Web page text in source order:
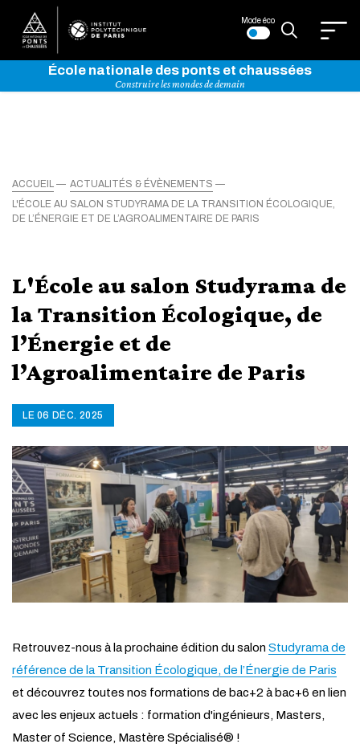
Mode éco
École nationale des ponts et chaussées
Construire les mondes de demain
ACCUEIL
ACTUALITÉS & ÉVÈNEMENTS
L'ÉCOLE AU SALON STUDYRAMA DE LA TRANSITION ÉCOLOGIQUE,
DE L’ÉNERGIE ET DE L’AGROALIMENTAIRE DE PARIS
L'École au salon Studyrama de
la Transition Écologique, de
l’Énergie et de
l’Agroalimentaire de Paris
LE 06 DÉC. 2025
Retrouvez-nous à la prochaine édition du salon Studyrama de
référence de la Transition Écologique, de l’Énergie de Paris
et découvrez toutes nos formations de bac+2 à bac+6 en lien
avec les enjeux actuels : formation d'ingénieurs, Masters,
Master of Science, Mastère Spécialisé® !